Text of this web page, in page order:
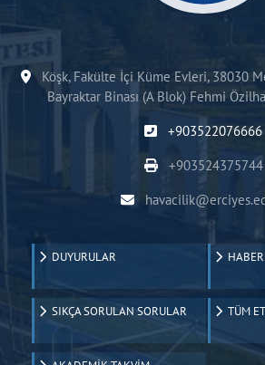
Köşk, Fakülte İçi Küme Evleri, 38030
Bayraktar Binası (A Blok) Fehmi
+903522076666
+903524375744
DUYURULAR
SIKÇA SORULAN SORULAR TÜM